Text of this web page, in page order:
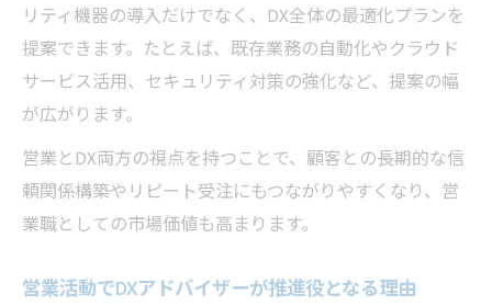
リティ機器の導入だけでなく、DX全体の最適化プランを
提案できます。たとえば、既存業務の自動化やクラウド
サービス活用、セキュリティ対策の強化など、提案の幅
が広がります。
営業とDX両方の視点を持つことで、顧客との長期的な信
頼関係構築やリピート受注にもつながりやすくなり、営
業職としての市場価値も高まります。
営業活動でDXアドバイザーが推進役となる理由